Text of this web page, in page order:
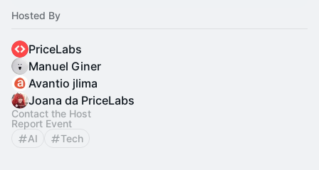
Hosted By
PriceLabs
Manuel Giner
Avantio jlima
Joana da PriceLabs
Contact the Host
Report Event
AI
Tech